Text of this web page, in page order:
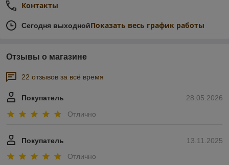
Контакты
Сегодня выходнойПоказать весь график работы
Отзывы о магазине
22 отзывов за всё время
28.05.2026
Покупатель
Отлично
13.11.2025
Покупатель
Отлично